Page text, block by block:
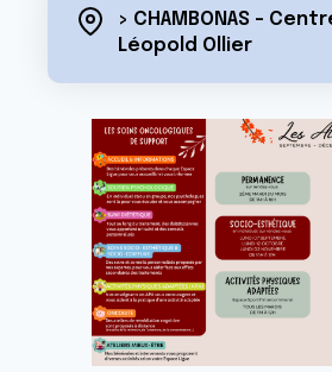
> CHAMBONAS -
Léopold Ollier